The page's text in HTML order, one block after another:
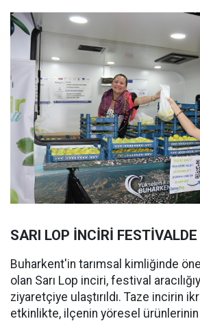
SARI LOP İNCİRİ
Buharkent'in tarımsal kimliğinde
olan Sarı Lop inciri, festival
ziyaretçiye ulaştırıldı. Taze incirin
etkinlikte, ilçenin yöresel ürünlerinin